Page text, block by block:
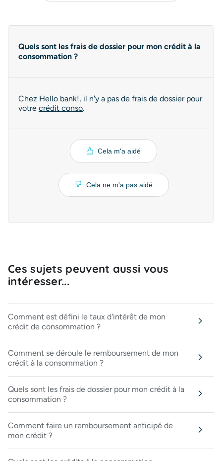
Quels sont les frais de dossier pour mon crédit à la
consommation ?
Chez Hello bank!, il n'y a pas de frais de dossier pour
votre crédit conso.
Cela m'a aidé
Cela ne m'a pas aidé
Ces sujets peuvent aussi vous
intéresser...
Comment est défini le taux d'intérêt de mon
crédit de consommation ?
Comment se déroule le remboursement de mon
crédit à la consommation ?
Quels sont les frais de dossier pour mon crédit à la
consommation ?
Comment faire un remboursement anticipé de
mon crédit ?